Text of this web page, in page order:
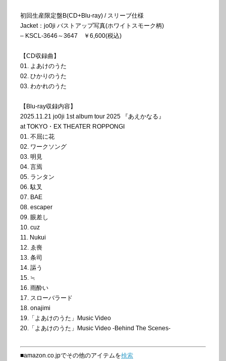
初回生産限定盤B(CD+Blu-ray) / スリーブ仕様
Jacket：jo0ji バストアップ写真(ホワイトスモーク柄)
– KSCL-3646～3647 ￥6,600(税込)
【CD収録曲】
01. よあけのうた
02. ひかりのうた
03. わかれのうた
【Blu-ray収録内容】
2025.11.21 jo0ji 1st album tour 2025 『あえかなる』
at TOKYO・EX THEATER ROPPONGI
01. 不屈に花
02. ワークソング
03. 明見
04. 言焉
05. ランタン
06. 駄叉
07. BAE
08. escaper
09. 眼差し
10. cuz
11. Nukui
12. ゑ喪
13. 条司
14. 謳う
15. ≒
16. 雨酔い
17. スローバラード
18. onajimi
19.「よあけのうた」Music Video
20.「よあけのうた」Music Video -Behind The Scenes-
■amazon.co.jpでその他のアイテムを検索